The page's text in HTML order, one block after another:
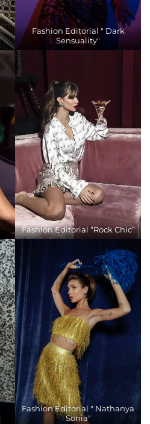
Fashion Editorial " Dark
Sensuality"
Fashion Editorial “Rock Chic”
Fashion Editorial " Nathanya
Sonia"